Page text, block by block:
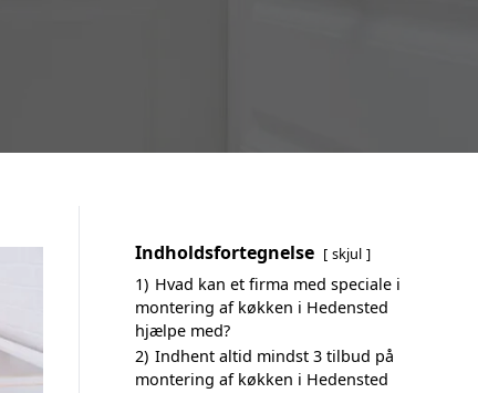
Indholdsfortegnelse skjul
1) Hvad kan et firma med speciale i
montering af køkken i Hedensted
hjælpe med?
2) Indhent altid mindst 3 tilbud på
montering af køkken i Hedensted